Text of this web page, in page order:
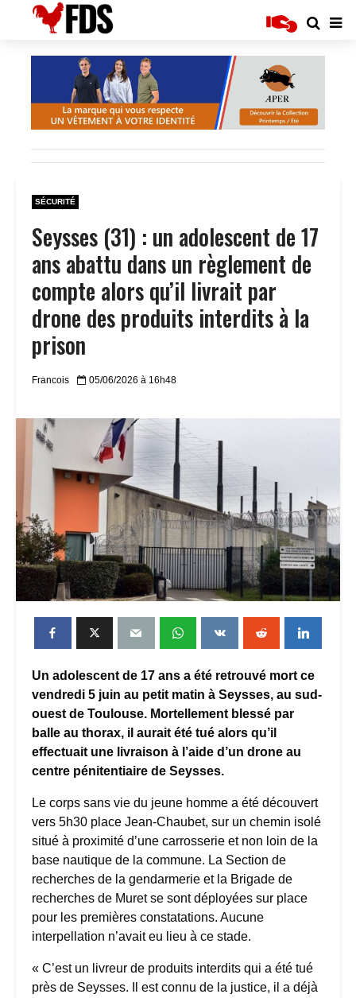
SÉCURITÉ
Seysses (31) : un adolescent de 17
ans abattu dans un règlement de
compte alors qu’il livrait par
drone des produits interdits à la
prison
Francois 05/06/2026 à 16h48
Un adolescent de 17 ans a été retrouvé mort ce
vendredi 5 juin au petit matin à Seysses, au sud-
ouest de Toulouse. Mortellement blessé par
balle au thorax, il aurait été tué alors qu’il
effectuait une livraison à l’aide d’un drone au
centre pénitentiaire de Seysses.
Le corps sans vie du jeune homme a été découvert
vers 5h30 place Jean-Chaubet, sur un chemin isolé
situé à proximité d’une carrosserie et non loin de la
base nautique de la commune. La Section de
recherches de la gendarmerie et la Brigade de
recherches de Muret se sont déployées sur place
pour les premières constatations. Aucune
interpellation n’avait eu lieu à ce stade.
« C’est un livreur de produits interdits qui a été tué
près de Seysses. Il est connu de la justice, il a déjà